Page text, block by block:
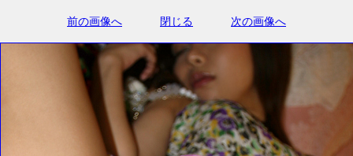
前の画像へ 閉じる 次の画像へ